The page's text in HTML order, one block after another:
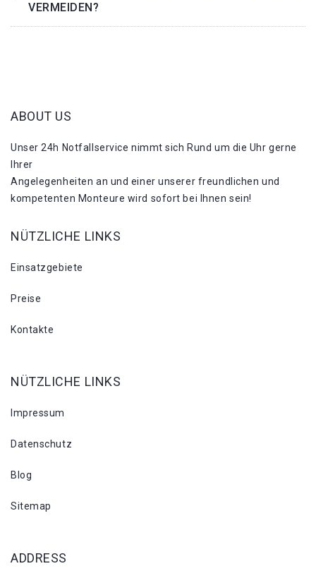
VERMEIDEN?
ABOUT US
Unser 24h Notfallservice nimmt sich Rund um die Uhr gerne
Ihrer
Angelegenheiten an und einer unserer freundlichen und
kompetenten Monteure wird sofort bei Ihnen sein!
NÜTZLICHE LINKS
Einsatzgebiete
Preise
Kontakte
NÜTZLICHE LINKS
Impressum
Datenschutz
Blog
Sitemap
ADDRESS